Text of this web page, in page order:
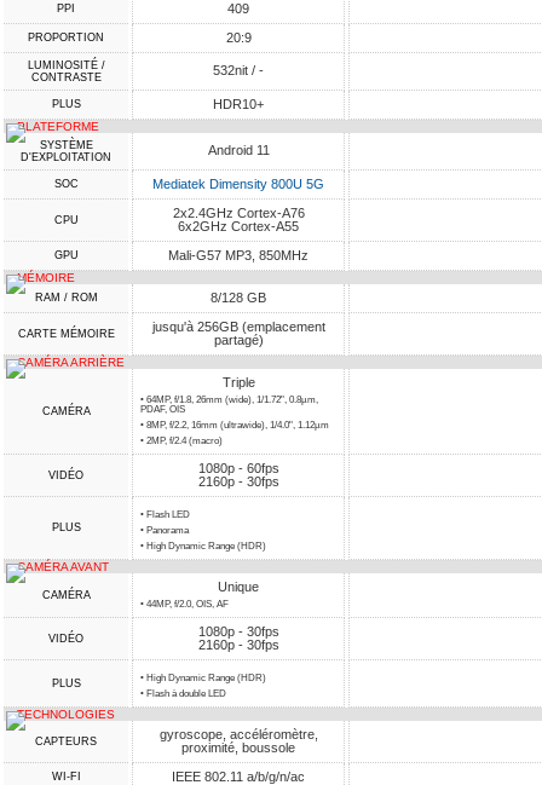
PPI 409
PROPORTION 20:9
LUMINOSITÉ /
CONTRASTE
532nit / -
PLUS HDR10+
PLATEFORME
SYSTÈME
D'EXPLOITATION
Android 11
SOC Mediatek Dimensity 800U 5G
CPU
2x2.4GHz Cortex-A76
6x2GHz Cortex-A55
GPU Mali-G57 MP3, 850MHz
MÉMOIRE
RAM / ROM 8/128 GB
CARTE MÉMOIRE
jusqu'à 256GB (emplacement
partagé)
CAMÉRA ARRIÈRE
CAMÉRA
Triple
• 64MP, f/1.8, 26mm (wide), 1/1.72", 0.8µm,
PDAF, OIS
• 8MP, f/2.2, 16mm (ultrawide), 1/4.0", 1.12µm
• 2MP, f/2.4 (macro)
VIDÉO
1080p - 60fps
2160p - 30fps
PLUS
• Flash LED
• Panorama
• High Dynamic Range (HDR)
CAMÉRA AVANT
CAMÉRA
Unique
• 44MP, f/2.0, OIS, AF
VIDÉO
1080p - 30fps
2160p - 30fps
PLUS
• High Dynamic Range (HDR)
• Flash à double LED
TECHNOLOGIES
CAPTEURS
gyroscope, accéléromètre,
proximité, boussole
WI-FI IEEE 802.11 a/b/g/n/ac